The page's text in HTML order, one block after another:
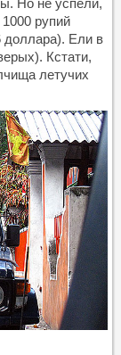
Но не успели,
рупий
доллара). Ели в
Кстати,
летучих